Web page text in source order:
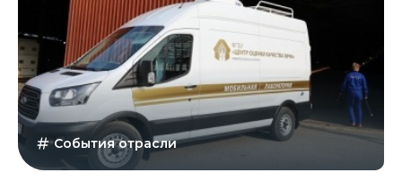
События отрасли